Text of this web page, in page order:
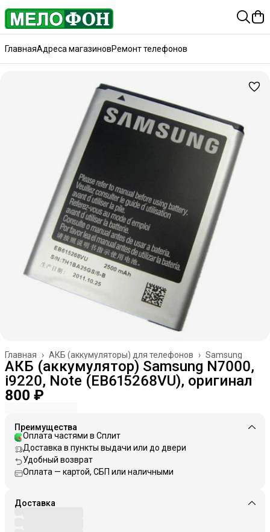
ГлавнаяАдреса магазиновРемонт телефонов
Samsung
АКБ (аккумуляторы) для телефонов ›
Главная ›
АКБ (аккумулятор) Samsung N7000,
i9220, Note (EB615268VU), оригинал
800 ₽
Преимущества
Оплата частями в Сплит
Доставка в пункты выдачи или до двери
Удобный возврат
Оплата — картой, СБП или наличными
Доставка